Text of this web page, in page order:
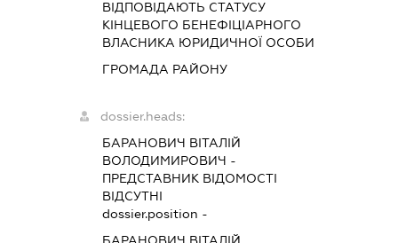
ВІДПОВІДАЮТЬ СТАТУСУ
КІНЦЕВОГО БЕНЕФІЦІАРНОГО
ВЛАСНИКА ЮРИДИЧНОЇ ОСОБИ
ГРОМАДА РАЙОНУ
dossier.heads:
БАРАНОВИЧ ВІТАЛІЙ
ВОЛОДИМИРОВИЧ -
ПРЕДСТАВНИК ВІДОМОСТІ
ВІДСУТНІ
dossier.position -